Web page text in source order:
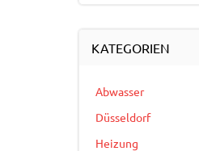
KATEGORIEN
Abwasser
Düsseldorf
Heizung